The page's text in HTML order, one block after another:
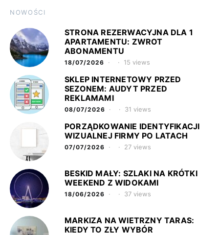
NOWOŚCI
STRONA REZERWACYJNA DLA 1
APARTAMENTU: ZWROT
ABONAMENTU
18/07/2026 15 views
SKLEP INTERNETOWY PRZED
SEZONEM: AUDYT PRZED
REKLAMAMI
08/07/2026 31 views
PORZĄDKOWANIE IDENTYFIKACJI
WIZUALNEJ FIRMY PO LATACH
07/07/2026 27 views
BESKID MAŁY: SZLAKI NA KRÓTKI
WEEKEND Z WIDOKAMI
18/06/2026 37 views
MARKIZA NA WIETRZNY TARAS:
KIEDY TO ZŁY WYBÓR